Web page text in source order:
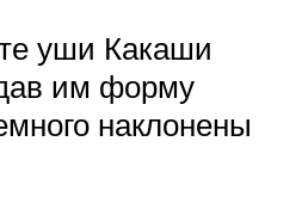
уши Какаши
им форму
наклонены